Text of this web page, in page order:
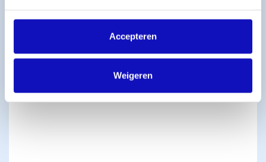
Accepteren
Weigeren
je hem zon..